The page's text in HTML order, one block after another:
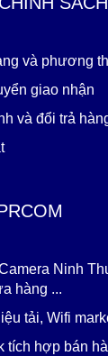
và phương
giao nhận
và đổi trả
Ninh
hàng ...
tải, Wifi
tích hợp bán